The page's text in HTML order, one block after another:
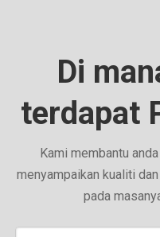
Di
terdapat
Kami membantu
menyampaikan kualiti
pada